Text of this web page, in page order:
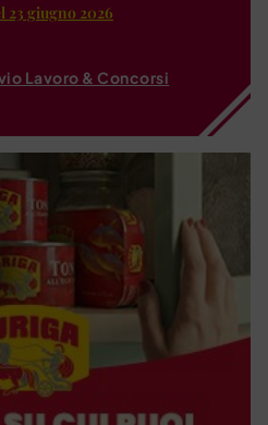
23 giugno 2026
Lavoro & Concorsi